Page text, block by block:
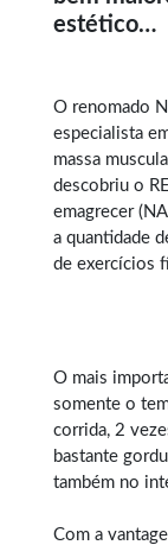
estético…
O renomado
especialista
massa
descobriu o
emagrecer
a quantidade
de exercícios
O mais
somente o
corrida, 2
bastante
também no
Com a